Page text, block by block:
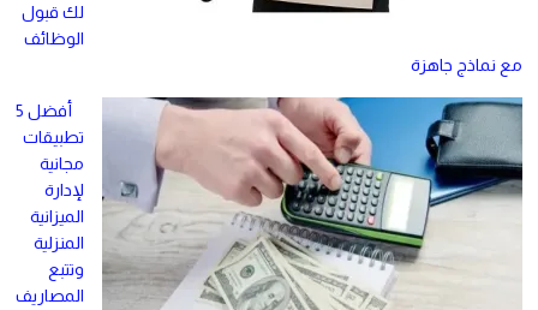
لك قبول
الوظائف
مع نماذج جاهزة
أفضل 5
تطبيقات
مجانية
لإدارة
الميزانية
المنزلية
وتتبع
المصاريف